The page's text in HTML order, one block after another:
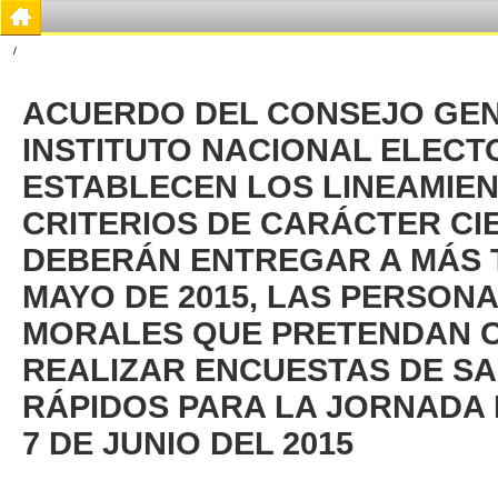
/
ACUERDO DEL CONSEJO
INSTITUTO NACIONAL
ESTABLECEN LOS
CRITERIOS DE CARÁCTER
DEBERÁN ENTREGAR A MÁS
MAYO DE 2015, LAS
MORALES QUE PRETENDAN
REALIZAR ENCUESTAS DE
RÁPIDOS PARA LA
7 DE JUNIO DEL 2015